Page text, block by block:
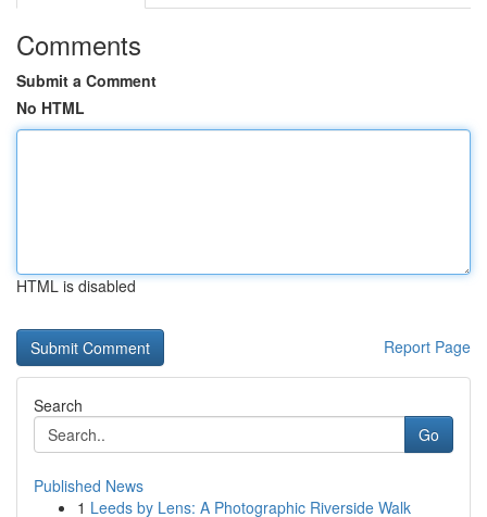
Comments
Submit a Comment
No HTML
HTML is disabled
Report Page
Search
Go
Published News
1 Leeds by Lens: A Photographic Riverside Walk